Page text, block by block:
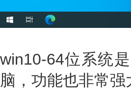
win10-64位系统
脑，功能也非常